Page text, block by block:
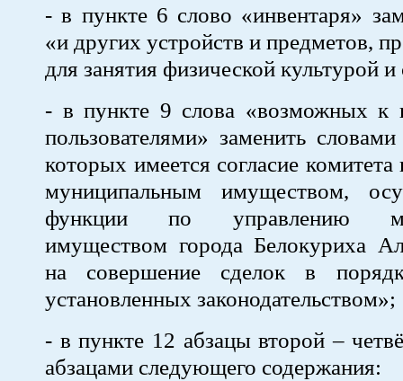
- в пункте 6 слово «инвентаря»
«и других устройств и предметов,
для занятия физической культурой
- в пункте 9 слова «возможных к
пользователями» заменить
которых имеется согласие
муниципальным имуществом,
функции по управлению
имуществом города Белокуриха
на совершение сделок в
установленных законодательством»;
- в пункте 12 абзацы второй –
абзацами следующего содержания: